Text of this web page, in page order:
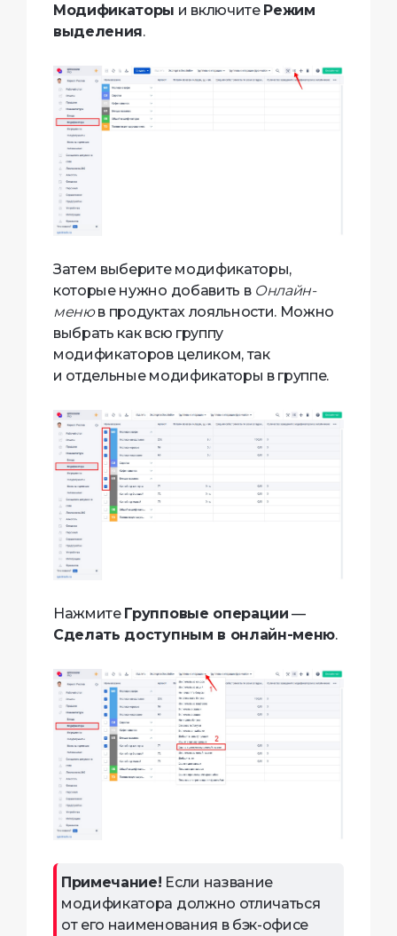
Модификаторы и включите Режим
выделения.
Затем выберите модификаторы,
которые нужно добавить в Онлайн-
менюв продуктах лояльности. Можно
выбрать как всю группу
модификаторов целиком, так
и отдельные модификаторы в группе.
Нажмите Групповые операции —
Сделать доступным в онлайн-меню.
Примечание! Если название
модификатора должно отличаться
от его наименования в бэк-офисе